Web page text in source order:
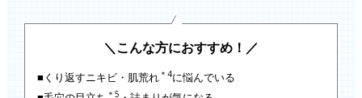
＼こんな方におすすめ！／
■くり返すニキビ・肌荒れ ＊4に悩んでいる
＊5